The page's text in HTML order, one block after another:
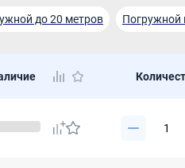
до 20 метров Погружной
Глубинный насос для скважины